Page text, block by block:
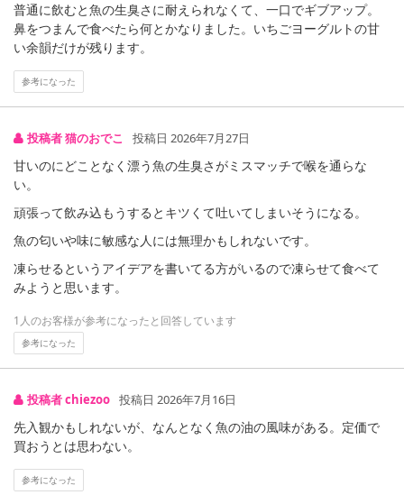
注意事項
【キャンセルについて】
記載されている内容を必ずご確認いただき、お届けする商品セット
にご納得いただきましたうえでお申し込みください。
※パッケージ変更や商品リニューアル(成分など含む)等により、参考
の掲載画像や画像内のバーコードなど、お届け商品と多少異なる場
また、[新たな加工食品の原料原産地表示制度]の経過措置期間の終
了により、商品詳細内に記載の原産国・原材料の表記が旧表記の場
合がございます。
あらかじめご了承いただいた上でお申込みください。なお、本理由
普通に飲むと魚の生臭さに耐えられなくて、一口でギブアップ。
鼻をつまんで食べたら何とかなりました。いちごヨーグルトの甘
い余韻だけが残ります。
参考になった
投稿者 猫のおでこ 投稿日 2026年7月27日
甘いのにどことなく漂う魚の生臭さがミスマッチで喉を通らな
い。
頑張って飲み込もうするとキツくて吐いてしまいそうになる。
魚の匂いや味に敏感な人には無理かもしれないです。
凍らせるというアイデアを書いてる方がいるので凍らせて食べて
みようと思います。
1人のお客様が参考になったと回答しています
参考になった
投稿者 chiezoo 投稿日 2026年7月16日
先入観かもしれないが、なんとなく魚の油の風味がある。定価で
買おうとは思わない。
参考になった